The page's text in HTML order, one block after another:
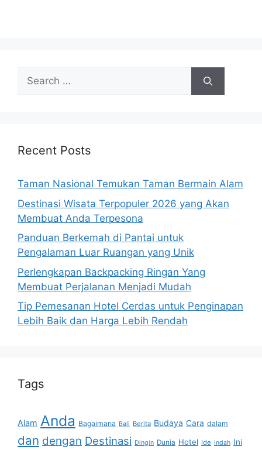
Search
for:
Recent Posts
Taman Nasional Temukan Taman Bermain Alam
Destinasi Wisata Terpopuler 2026 yang Akan
Membuat Anda Terpesona
Panduan Berkemah di Pantai untuk
Pengalaman Luar Ruangan yang Unik
Perlengkapan Backpacking Ringan Yang
Membuat Perjalanan Menjadi Mudah
Tip Pemesanan Hotel Cerdas untuk Penginapan
Lebih Baik dan Harga Lebih Rendah
Tags
Alam Anda Bagaimana Bali Berita Budaya Cara dalam
dan dengan Destinasi Dingin Dunia Hotel Ide Indah Ini